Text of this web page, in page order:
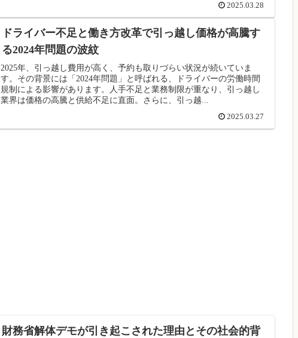
2025.03.28
ドライバー不足と働き方改革で引っ越し価格が高騰す
る2024年問題の波紋
2025年、引っ越し費用が高く、予約も取りづらい状況が続いていま
す。その背景には「2024年問題」と呼ばれる、ドライバーの労働時間
規制による影響があります。人手不足と業務制限が重なり、引っ越し
業界は価格の高騰と供給不足に直面。さらに、引っ越...
2025.03.27
財務省解体デモが引き起こされた理由とその社会的背